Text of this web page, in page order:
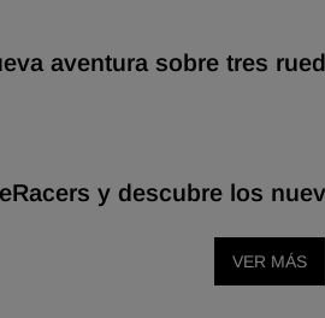
aventura sobre tres
y descubre los
VER MÁS